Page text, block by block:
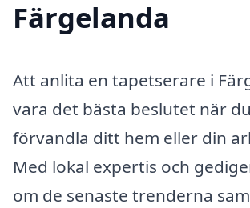
Färgelanda
Att anlita en tapetserare i
vara det bästa beslutet när
förvandla ditt hem eller din
Med lokal expertis och
om de senaste trenderna